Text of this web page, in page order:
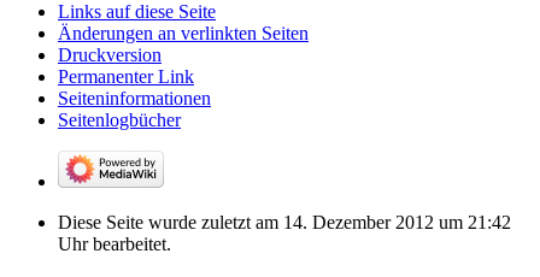
Links auf diese Seite
Änderungen an verlinkten Seiten
Druckversion
Permanenter Link
Seiten­­informationen
Seitenlogbücher
Diese Seite wurde zuletzt am 14. Dezember 2012 um 21:42
Uhr bearbeitet.